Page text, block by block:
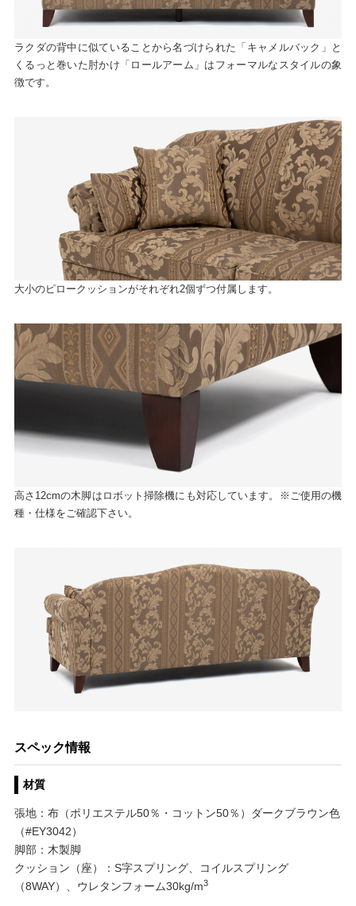
ラクダの背中に似ていることから名づけられた「キャメルバック」と
くるっと巻いた肘かけ「ロールアーム」はフォーマルなスタイルの象
徴です。
大小のピロークッションがそれぞれ2個ずつ付属します。
高さ12cmの木脚はロボット掃除機にも対応しています。※ご使用の機
種・仕様をご確認下さい。
スペック情報
材質
張地：布（ポリエステル50％・コットン50％）ダークブラウン色
（#EY3042）
脚部：木製脚
クッション（座）：S字スプリング、コイルスプリング
（8WAY）、ウレタンフォーム30kg/m3